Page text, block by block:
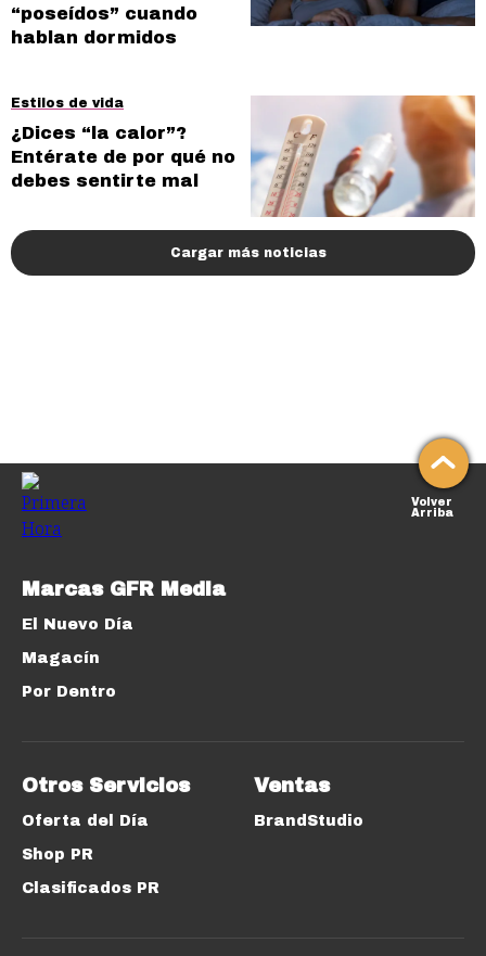
“poseídos” cuando
hablan dormidos
Estilos de vida
¿Dices “la calor”?
Entérate de por qué no
debes sentirte mal
Cargar más noticias
Volver
Arriba
Marcas GFR Media
El Nuevo Día
Magacín
Por Dentro
Otros Servicios
Oferta del Día
Shop PR
Clasificados PR
Ventas
BrandStudio